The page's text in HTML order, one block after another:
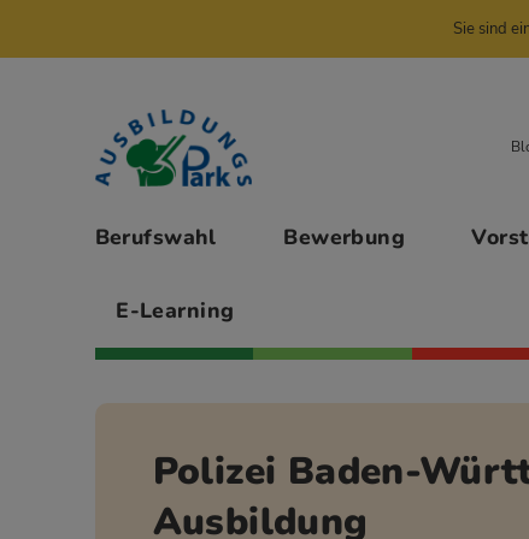
Sie sind
Berufswahl Bewerbung
E-Learning
Polizei Baden-
Ausbildung